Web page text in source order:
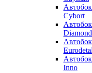
Cybort
Diamond
Eurodetal
Inno